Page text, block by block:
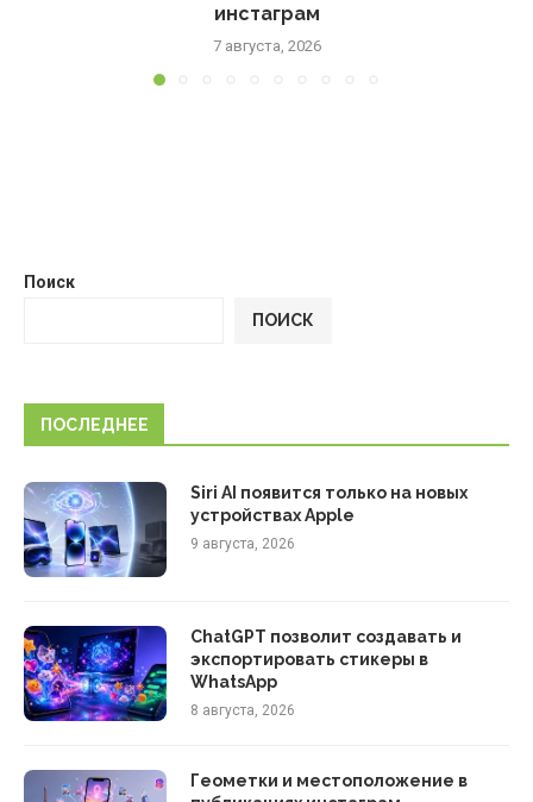
инстаграм
7 августа, 2026
Поиск
ПОИСК
ПОСЛЕДНЕЕ
Siri AI появится только на новых
устройствах Apple
9 августа, 2026
ChatGPT позволит создавать и
экспортировать стикеры в
WhatsApp
8 августа, 2026
Геометки и местоположение в